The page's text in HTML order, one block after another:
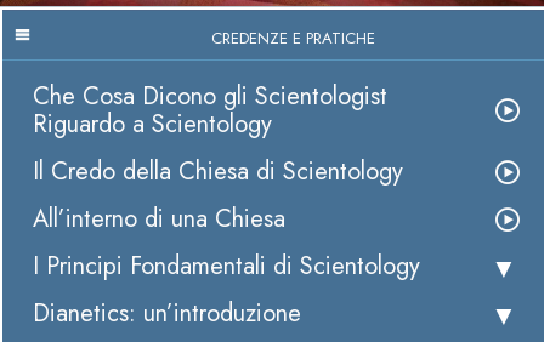
CREDENZE E PRATICHE
Che Cosa Dicono gli Scientologist
Riguardo a Scientology
Il Credo della Chiesa di Scientology
All’interno di una Chiesa
I Principi Fondamentali di Scientology
Dianetics: un’introduzione